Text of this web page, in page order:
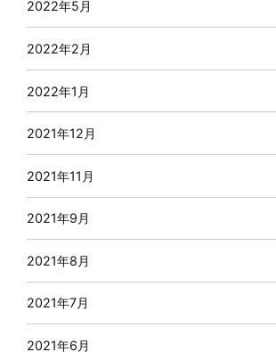
2022年5月
2022年2月
2022年1月
2021年12月
2021年11月
2021年9月
2021年8月
2021年7月
2021年6月